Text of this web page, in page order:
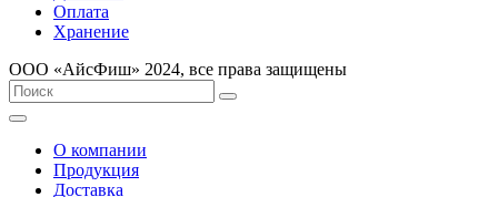
Оплата
Хранение
ООО «AйсФиш» 2024, все права защищены
О компании
Продукция
Доставка